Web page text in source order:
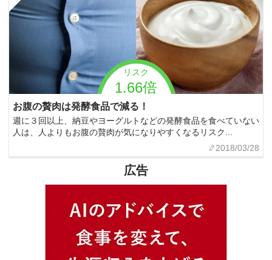
リスク
1.66倍
お腹の贅肉は発酵食品で減る！
週に３回以上、納豆やヨーグルトなどの発酵食品を食べていない
人は、人よりもお腹の贅肉が気になりやすくなるリスク...
2018/03/28
広告